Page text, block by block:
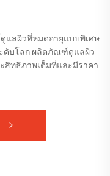
แลผิวที่หมดอายุแบบพิเศษ
ดับโลก ผลิตภัณฑ์ดูแลผิว
สิทธิภาพเต็มที่และมีราคา